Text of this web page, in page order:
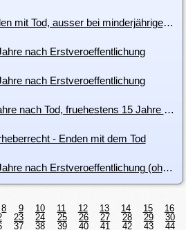
i150: Schutzdauer - Enden mit Tod, ausser bei minderjähriger Nachkommenschaft
nach Erstveroeffentlichung
nach Erstveroeffentlichung
i245: Schutzdauer - 5 Jahre nach Tod, fruehestens 15 Jahre nach Veröffentlichung, Sonderkündigungsrecht aus Verträgen nach 5 Jahren
- Enden mit dem Tod
i158: Schutzdauer - 70 Jahre nach Erstveroeffentlichung (ohne Todesfall-Klausel)
8 9 10 11 12 13 14 15
16
23 24 25 26 27 28 29
30
37 38 39 40 41 42 43
44